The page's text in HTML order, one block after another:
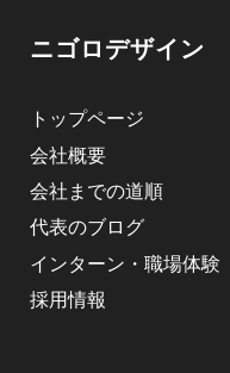
ニゴロデザイン
トップページ
会社概要
会社までの道順
代表のブログ
インターン・職場体験
採用情報